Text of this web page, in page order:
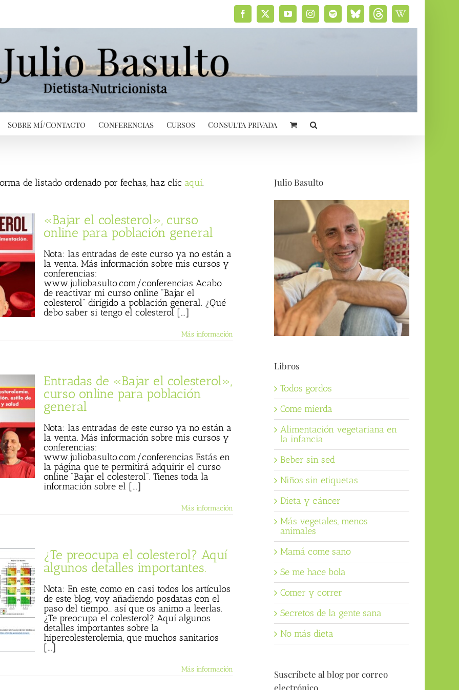
Facebook
X YouTubeInstagramSpotifyBluesky
social
ThreadsWikipedia
Sobre mí/Contacto Conferencias Cursos Consulta privada
de listado ordenado por fechas, haz clic aquí.
«Bajar el colesterol», curso
online para población general
Nota: las entradas de este curso ya no están a
la venta. Más información sobre mis cursos y
conferencias:
www.juliobasulto.com/conferencias Acabo
de reactivar mi curso online "Bajar el
colesterol" dirigido a población general. ¿Qué
debo saber si tengo el colesterol [...]
Más información
Entradas de «Bajar el colesterol»,
curso online para población
general
Nota: las entradas de este curso ya no están a
la venta. Más información sobre mis cursos y
conferencias:
www.juliobasulto.com/conferencias Estás en
la página que te permitirá adquirir el curso
online "Bajar el colesterol". Tienes toda la
información sobre el [...]
Más información
¿Te preocupa el colesterol? Aquí
algunos detalles importantes.
Nota: En este, como en casi todos los artículos
de este blog, voy añadiendo posdatas con el
paso del tiempo… así que os animo a leerlas.
¿Te preocupa el colesterol? Aquí algunos
detalles importantes sobre la
hipercolesterolemia, que muchos sanitarios
[...]
Más información
Julio Basulto
Libros
Todos gordos
Come mierda
Alimentación vegetariana en
la infancia
Beber sin sed
Niños sin etiquetas
Dieta y cáncer
Más vegetales, menos
animales
Mamá come sano
Se me hace bola
Comer y correr
Secretos de la gente sana
No más dieta
Suscríbete al blog por correo
electrónico